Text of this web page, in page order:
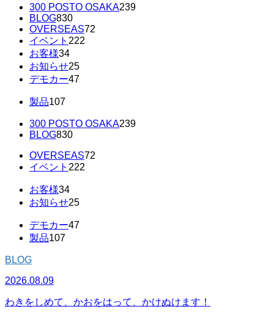
300 POSTO OSAKA239
BLOG830
OVERSEAS72
イベント 222
お客様34
お知らせ25
デモカー47
製品107
300 POSTO OSAKA239
BLOG830
OVERSEAS72
イベント 222
お客様34
お知らせ25
デモカー47
製品107
BLOG
2026.08.09
わきをしめて、かおをはって、かけぬけます！